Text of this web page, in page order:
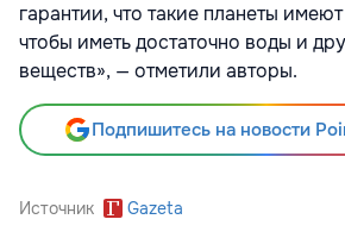
гарантии, что такие планеты
чтобы иметь достаточно воды и
веществ», — отметили авторы.
Подпишитесь на новости
Источник Gazeta